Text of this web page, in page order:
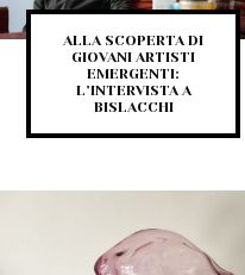
ALLA SCOPERTA DI
GIOVANI ARTISTI
EMERGENTI:
L’INTERVISTA A
BISLACCHI